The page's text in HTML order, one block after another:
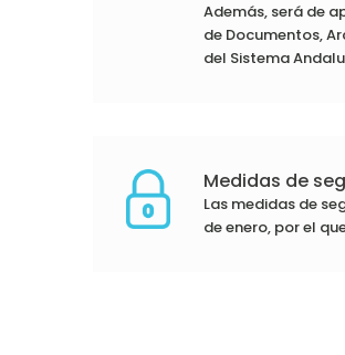
Además, será de
de Documentos,
del Sistema
Medidas de
Las medidas de
de enero, por el